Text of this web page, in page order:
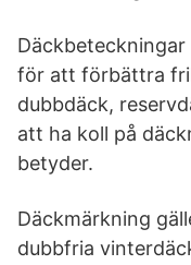
för att förbättra
dubbdäck,
att ha koll på
betyder.
Däckmärkning
dubbfria